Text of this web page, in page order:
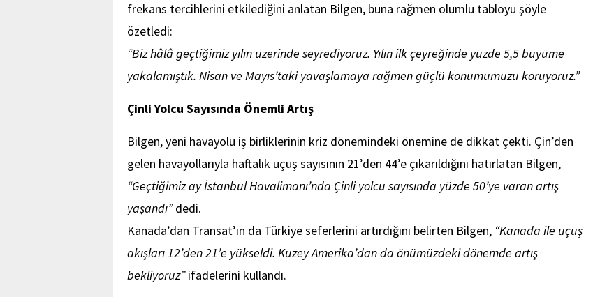
frekans tercihlerini etkilediğini anlatan Bilgen, buna rağmen olumlu tabloyu şöyle
özetledi:
“Biz hâlâ geçtiğimiz yılın üzerinde seyrediyoruz. Yılın ilk çeyreğinde yüzde 5,5 büyüme
yakalamıştık. Nisan ve Mayıs’taki yavaşlamaya rağmen güçlü konumumuzu koruyoruz.”
Çinli Yolcu Sayısında Önemli Artış
Bilgen, yeni havayolu iş birliklerinin kriz dönemindeki önemine de dikkat çekti. Çin’den
gelen havayollarıyla haftalık uçuş sayısının 21’den 44’e çıkarıldığını hatırlatan Bilgen,
“Geçtiğimiz ay İstanbul Havalimanı’nda Çinli yolcu sayısında yüzde 50’ye varan artış
yaşandı”dedi.
Kanada’dan Transat’ın da Türkiye seferlerini artırdığını belirten Bilgen, “Kanada ile uçuş
akışları 12’den 21’e yükseldi. Kuzey Amerika’dan da önümüzdeki dönemde artış
bekliyoruz”ifadelerini kullandı.